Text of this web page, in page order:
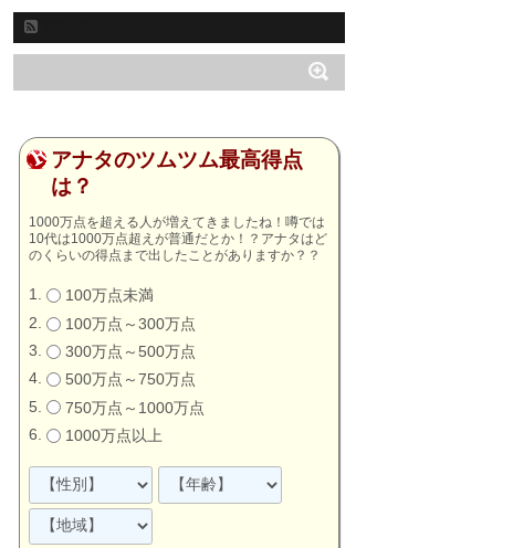
アナタのツムツム最高得点
は？
1000万点を超える人が増えてきましたね！噂では
10代は1000万点超えが普通だとか！？アナタはど
のくらいの得点まで出したことがありますか？？
100万点未満
100万点～300万点
300万点～500万点
500万点～750万点
750万点～1000万点
1000万点以上